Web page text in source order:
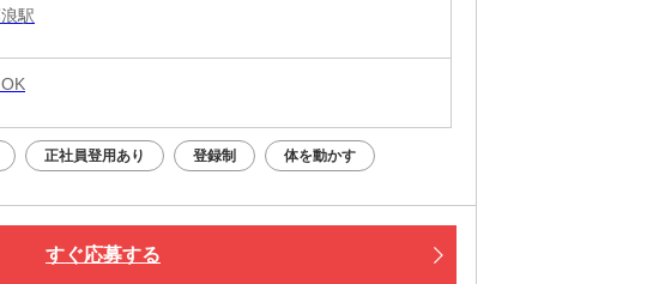
駅
正社員登用あり 登録制 体を動かす
すぐ応募する